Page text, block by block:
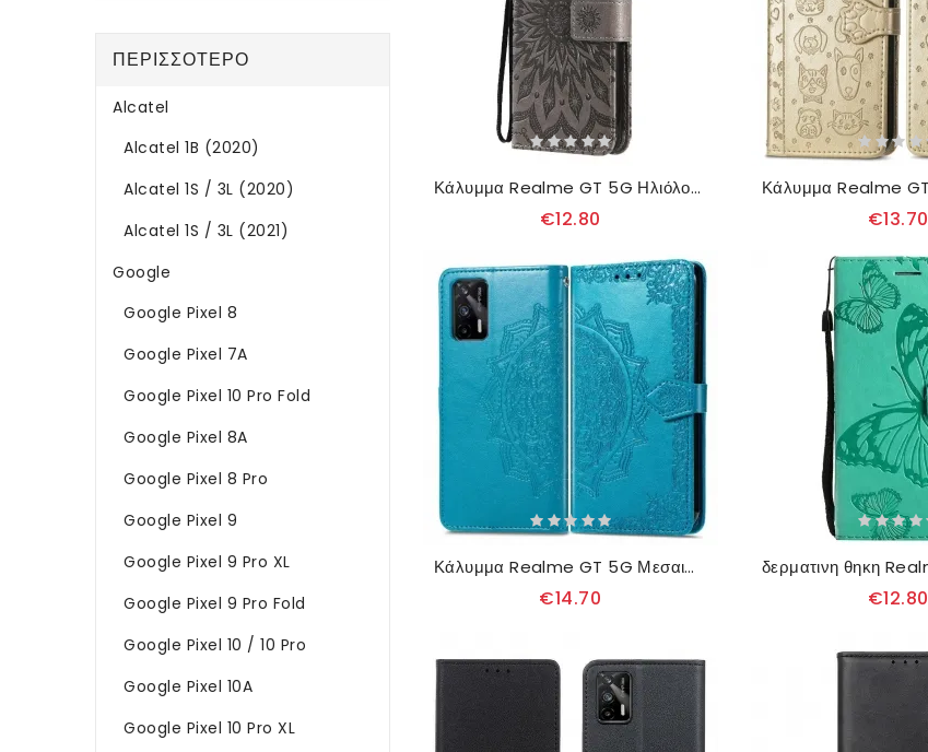
ΠΕΡΙΣΣΌΤΕΡΟ
Alcatel
Alcatel 1B (2020)
Alcatel 1S / 3L (2020)
Alcatel 1S / 3L (2021)
Google
Google Pixel 8
Google Pixel 7A
Google Pixel 10 Pro Fold
Google Pixel 8A
Google Pixel 8 Pro
Google Pixel 9
Google Pixel 9 Pro XL
Google Pixel 9 Pro Fold
Google Pixel 10 / 10 Pro
Google Pixel 10A
Google Pixel 10 Pro XL
Κάλυμμα Realme GT 5G Ηλιόλουθος
€12.80 €13.70
Κάλυμμα Realme GT 5G Μεσαιωνική Μάνταλα
€14.70 €12.80